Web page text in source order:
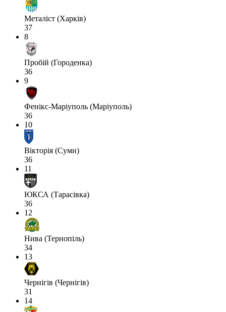
Металіст (Харків)
37
8
Пробій (Городенка)
36
9
Фенікс-Маріуполь (Маріуполь)
36
10
Вікторія (Суми)
36
11
ЮКСА (Тарасівка)
36
12
Нива (Тернопіль)
34
13
Чернігів (Чернігів)
31
14